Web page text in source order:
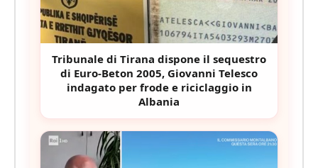
Tribunale di Tirana dispone il sequestro
di Euro-Beton 2005, Giovanni Telesco
indagato per frode e riciclaggio in
Albania